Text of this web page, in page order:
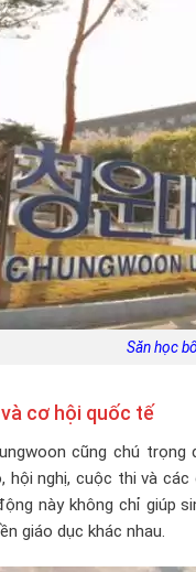
Săn học
cơ hội quốc tế
cũng chú
hội nghị, cuộc thi và
này không chỉ giúp
giáo dục khác nhau.